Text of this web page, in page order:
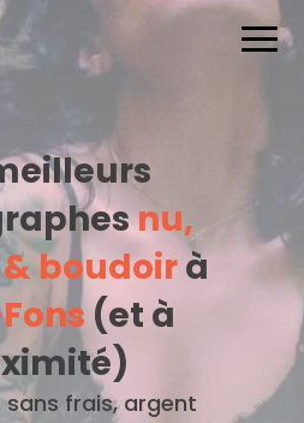
nu,
boudoirà
(et à
sans frais, argent